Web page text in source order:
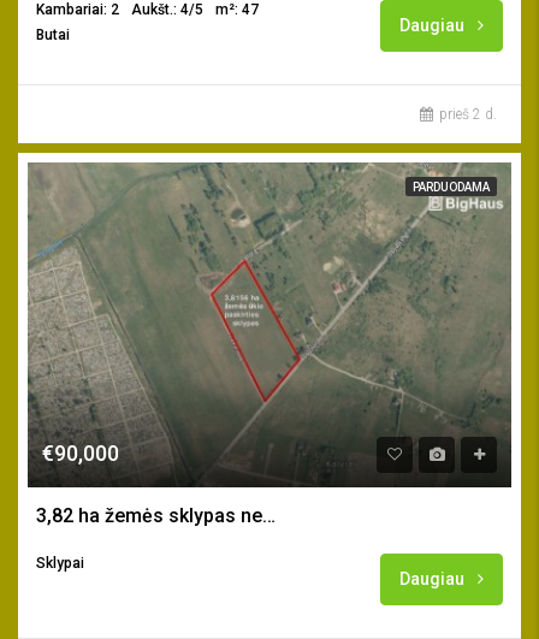
Kambariai: 2 Aukšt.: 4/5
m²: 47
Butai
Daugiau
prieš 2 d.
PARDUODAMA
€90,000
3,82 ha žemės sklypas netoli Klaipėdos m.
Sklypai
Daugiau